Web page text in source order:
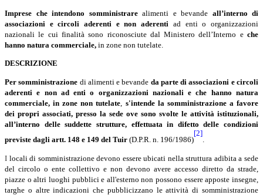
Imprese che intendono somministrarealimenti e bevande all’interno di
associazioni e circoli aderenti e non aderenti ad enti o organizzazioni
nazionali le cui finalità sono riconosciute dal Ministero dell’Interno e che
hanno natura commerciale, in zone non tutelate.
DESCRIZIONE
Per somministrazione di alimenti e bevande da parte di associazioni e circoli
aderenti e non ad enti o organizzazioni nazionali e che hanno natura
commerciale, in zone non tutelate s'intende la somministrazione a favore
dei propri associati, presso la sede ove sono svolte le attività istituzionali,
all’interno delle suddette strutture, effettuata in difetto delle condizioni
previste dagli artt. 148 e 149 del Tuir (D.P.R. n. 196/1986)
[2]
.
I locali di somministrazione devono essere ubicati nella struttura adibita a sede
del circolo o ente collettivo e non devono avere accesso diretto da strade,
piazze o altri luoghi pubblici e all'esterno non possono essere apposte insegne,
targhe o altre indicazioni che pubblicizzano le attività di somministrazione